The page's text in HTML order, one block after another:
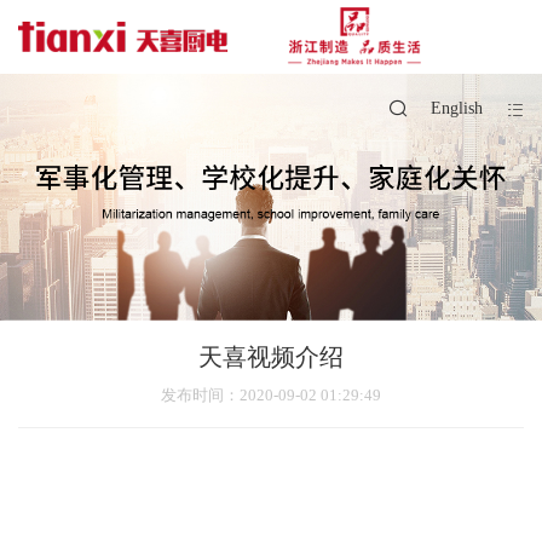
English
天喜视频介绍
发布时间 ：2020-09-02 01:29:49